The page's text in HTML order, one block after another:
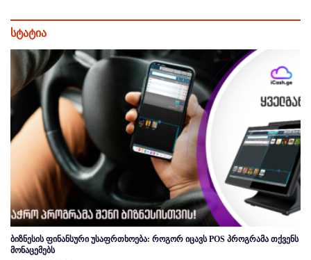
სტატია
ბიზნესის ფინანსური უსაფრთხოება: როგორ იცავს POS პროგრამა თქვენს
მონაცემებს